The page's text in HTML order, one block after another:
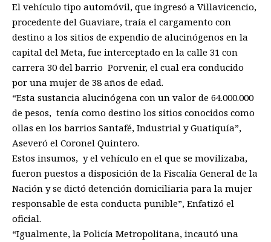
El vehículo tipo automóvil, que ingresó a Villavicencio,
procedente del Guaviare, traía el cargamento con
destino a los sitios de expendio de alucinógenos en la
capital del Meta, fue interceptado en la calle 31 con
carrera 30 del barrio Porvenir, el cual era conducido
por una mujer de 38 años de edad.
“Esta sustancia alucinógena con un valor de 64.000.000
de pesos, tenía como destino los sitios conocidos como
ollas en los barrios Santafé, Industrial y Guatiquía”,
Aseveró el Coronel Quintero.
Estos insumos, y el vehículo en el que se movilizaba,
fueron puestos a disposición de la Fiscalía General de la
Nación y se dictó detención domiciliaria para la mujer
responsable de esta conducta punible”, Enfatizó el
oficial.
“Igualmente, la Policía Metropolitana, incautó una